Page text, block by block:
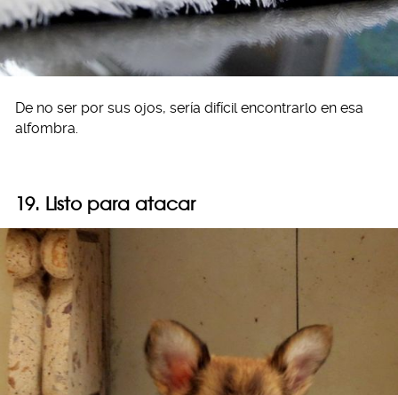
De no ser por sus ojos, sería difícil encontrarlo en esa
alfombra.
19. Listo para atacar